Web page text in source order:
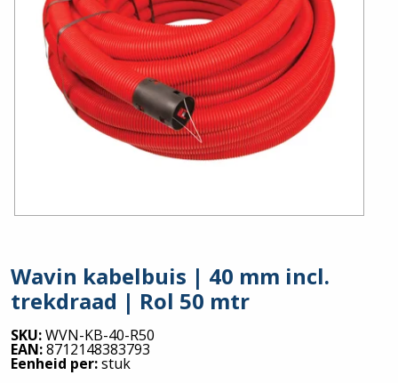
Wavin kabelbuis | 40 mm incl.
trekdraad | Rol 50 mtr
SKU:WVN-KB-40-R50
EAN:8712148383793
Eenheid per:stuk